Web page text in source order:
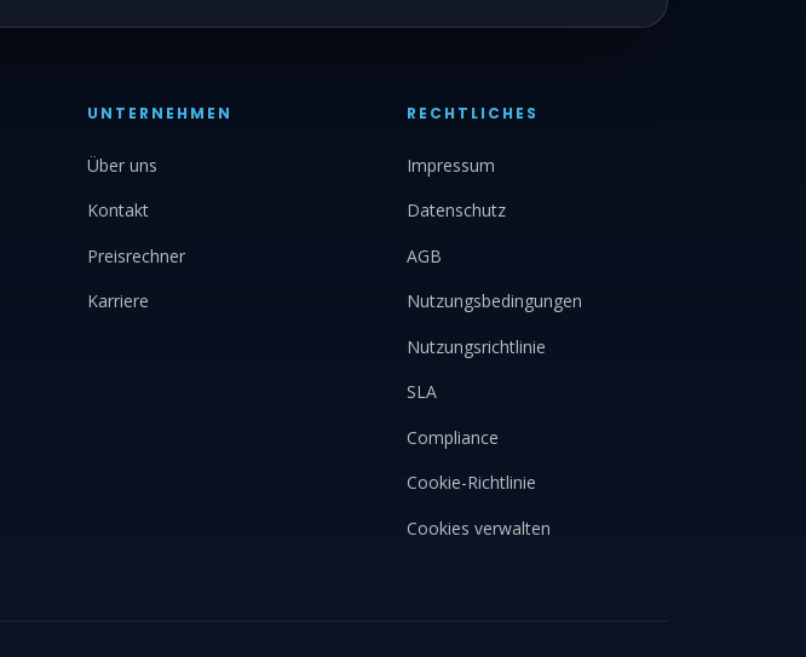
UNTERNEHMEN
Über uns
Kontakt
Preisrechner
Karriere
RECHTLICHES
Impressum
Datenschutz
AGB
Nutzungsbedingungen
Nutzungsrichtlinie
SLA
Compliance
Cookie-Richtlinie
Cookies verwalten